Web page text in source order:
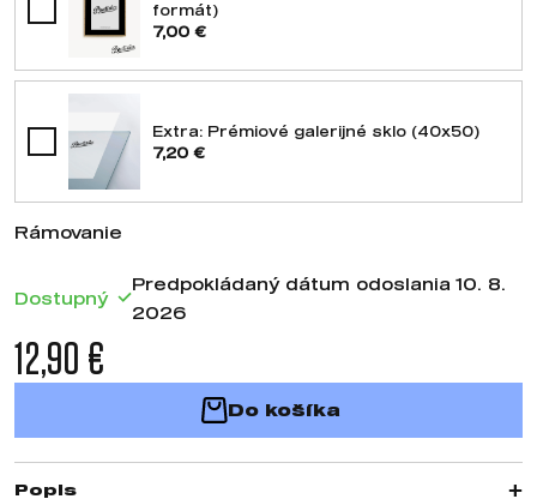
Rámovanie
formát)
7,00 €
Extra: Prémiové galerijné sklo (40x50)
7,20 €
Dostupný
Predpokládaný dátum odoslania 10. 8.
2026
12,90 €
Do košíka
Popis